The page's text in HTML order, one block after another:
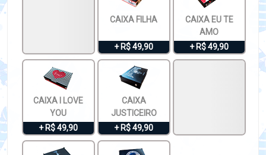
CAIXA FILHA
+ R$ 49,90
CAIXA EU TE
AMO
+ R$ 49,90
CAIXA I LOVE
YOU
+ R$ 49,90
CAIXA
JUSTICEIRO
+ R$ 49,90